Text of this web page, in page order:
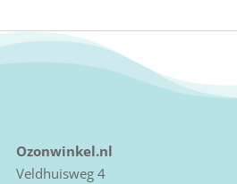
Ozonwinkel.nl
Veldhuisweg 4